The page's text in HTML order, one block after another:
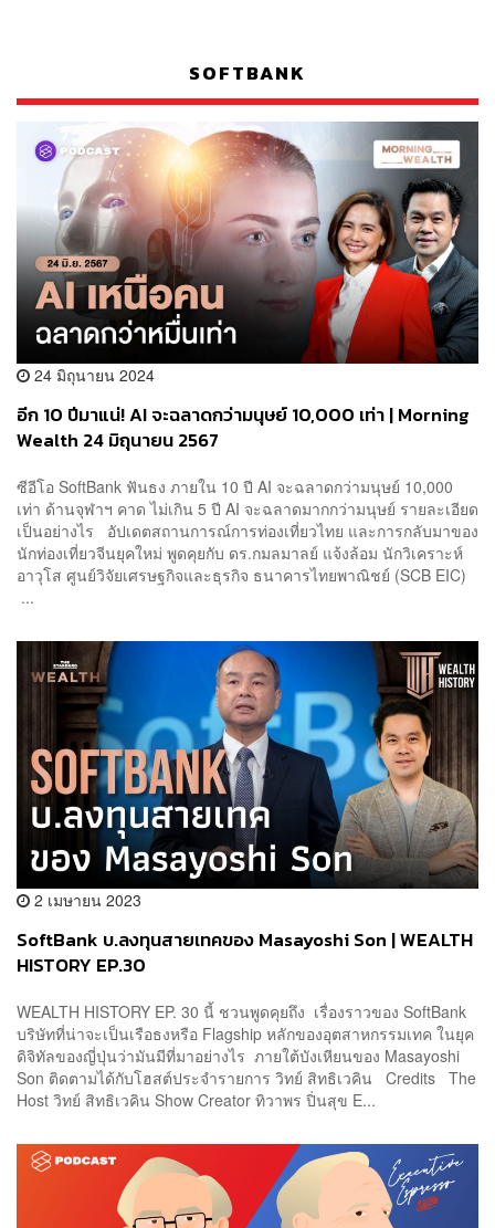
SOFTBANK
24 มิถุนายน 2024
อีก 10 ปีมาแน่! AI จะฉลาดกว่ามนุษย์ 10,000 เท่า | Morning
Wealth 24 มิถุนายน 2567
ซีอีโอ SoftBank ฟันธง ภายใน 10 ปี AI จะฉลาดกว่ามนุษย์ 10,000
เท่า ด้านจุฬาฯ คาด ไม่เกิน 5 ปี AI จะฉลาดมากกว่ามนุษย์ รายละเอียด
เป็นอย่างไร อัปเดตสถานการณ์การท่องเที่ยวไทย และการกลับมาของ
นักท่องเที่ยวจีนยุคใหม่ พูดคุยกับ ดร.กมลมาลย์ แจ้งล้อม นักวิเคราะห์
อาวุโส ศูนย์วิจัยเศรษฐกิจและธุรกิจ ธนาคารไทยพาณิชย์ (SCB EIC)
...
2 เมษายน 2023
SoftBank บ.ลงทุนสายเทคของ Masayoshi Son | WEALTH
HISTORY EP.30
WEALTH HISTORY EP. 30 นี้ ชวนพูดคุยถึง เรื่องราวของ SoftBank
บริษัทที่น่าจะเป็นเรือธงหรือ Flagship หลักของอุตสาหกรรมเทค ในยุค
ดิจิทัลของญี่ปุ่นว่ามันมีที่มาอย่างไร ภายใต้บังเหียนของ Masayoshi
Son ติดตามได้กับโฮสต์ประจำรายการ วิทย์ สิทธิเวคิน Credits The
Host วิทย์ สิทธิเวคิน Show Creator ทิวาพร ปิ่นสุข E...